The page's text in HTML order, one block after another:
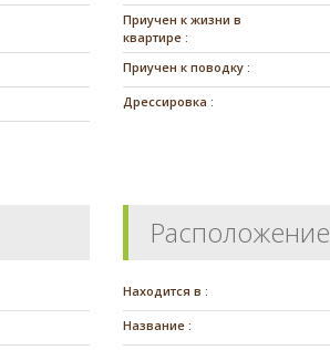
Приучен к жизни в
квартире :
Приучен к поводку :
Дрессировка :
Расположение
Находится в :
Название :